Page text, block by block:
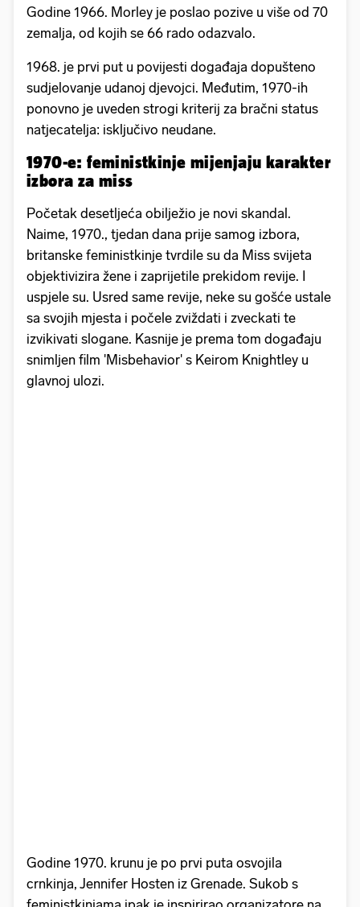
Godine 1966. Morley je poslao pozive u više od 70
zemalja, od kojih se 66 rado odazvalo.
1968. je prvi put u povijesti događaja dopušteno
sudjelovanje udanoj djevojci. Međutim, 1970-ih
ponovno je uveden strogi kriterij za bračni status
natjecatelja: isključivo neudane.
1970-e: feministkinje mijenjaju karakter
izbora za miss
Početak desetljeća obilježio je novi skandal.
Naime, 1970., tjedan dana prije samog izbora,
britanske feministkinje tvrdile su da Miss svijeta
objektivizira žene i zaprijetile prekidom revije. I
uspjele su. Usred same revije, neke su gošće ustale
sa svojih mjesta i počele zviždati i zveckati te
izvikivati slogane. Kasnije je prema tom događaju
snimljen film 'Misbehavior' s Keirom Knightley u
glavnoj ulozi.
Godine 1970. krunu je po prvi puta osvojila
crnkinja, Jennifer Hosten iz Grenade. Sukob s